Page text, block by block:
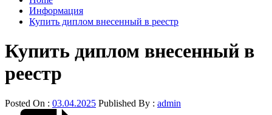
Информация
Купить диплом внесенный в реестр
Купить диплом внесенный в
реестр
Posted On : 03.04.2025 Published By : admin